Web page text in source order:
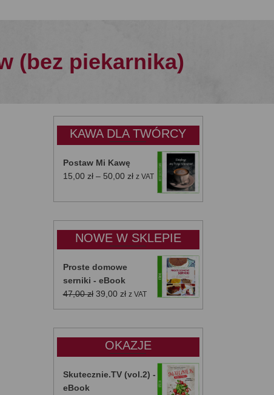
(bez piekarnika)
KAWA DLA TWÓRCY
Postaw Mi Kawę
15,00 zł – 50,00 złZakres
od
do
50,00 zł
z VAT
NOWE W SKLEPIE
Proste domowe
serniki - eBook
47,00zł Pierwotna
cena
39,00 złAktualna
cena
z VAT
OKAZJE
Skutecznie.TV (vol.2) -
eBook